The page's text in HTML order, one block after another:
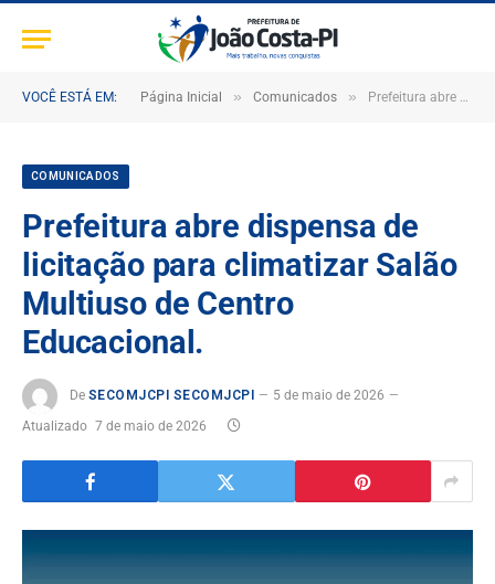
VOCÊ ESTÁ EM: Página Inicial » Comunicados » Prefeitura abre dispensa de licitação para climatizar Salão Multiuso de Centro Educacional.
COMUNICADOS
Prefeitura abre dispensa de
licitação para climatizar Salão
Multiuso de Centro
Educacional.
De SECOMJCPI SECOMJCPI
5 de maio de 2026
Atualizado 7 de maio de 2026